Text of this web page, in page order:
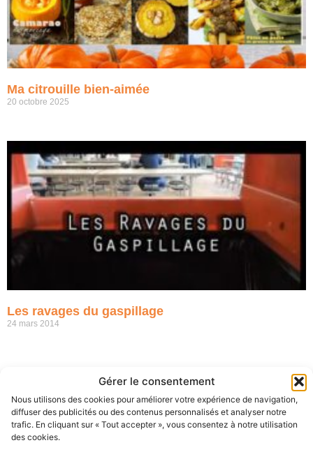
Gérer le consentement
Nous utilisons des cookies pour améliorer votre expérience de navigation,
diffuser des publicités ou des contenus personnalisés et analyser notre
trafic. En cliquant sur « Tout accepter », vous consentez à notre utilisation
des cookies.
Ma citrouille bien-aimée
20 octobre 2025
Les ravages du gaspillage
24 mars 2014